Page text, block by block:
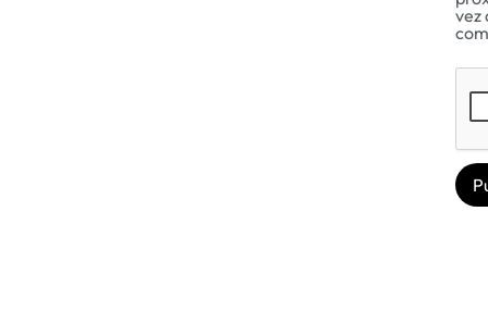
vez